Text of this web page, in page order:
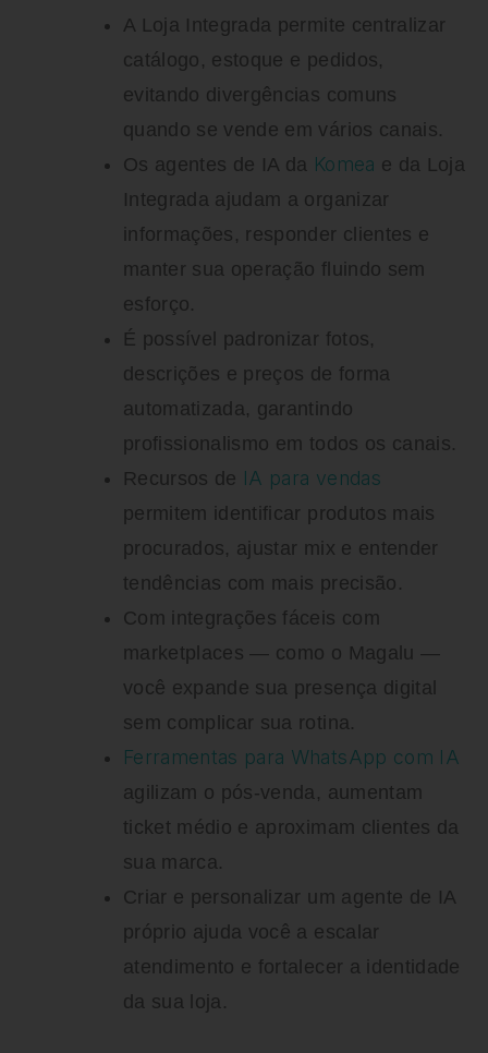
A Loja Integrada permite centralizar
catálogo, estoque e pedidos,
evitando divergências comuns
quando se vende em vários canais.
Os agentes de IA da Komea e da Loja
Integrada ajudam a organizar
informações, responder clientes e
manter sua operação fluindo sem
esforço.
É possível padronizar fotos,
descrições e preços de forma
automatizada, garantindo
profissionalismo em todos os canais.
Recursos de IA para vendas
permitem identificar produtos mais
procurados, ajustar mix e entender
tendências com mais precisão.
Com integrações fáceis com
marketplaces — como o Magalu —
você expande sua presença digital
sem complicar sua rotina.
Ferramentas para WhatsApp com IA
agilizam o pós-venda, aumentam
ticket médio e aproximam clientes da
sua marca.
Criar e personalizar um agente de IA
próprio ajuda você a escalar
atendimento e fortalecer a identidade
da sua loja.